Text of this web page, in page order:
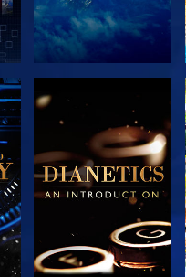
EXPLORA LAS
SERIES